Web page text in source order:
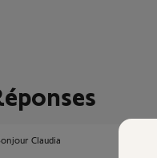
Claudia